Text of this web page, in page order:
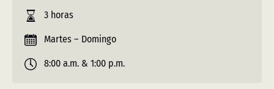
3 horas
Martes – Domingo
8:00 a.m. & 1:00 p.m.